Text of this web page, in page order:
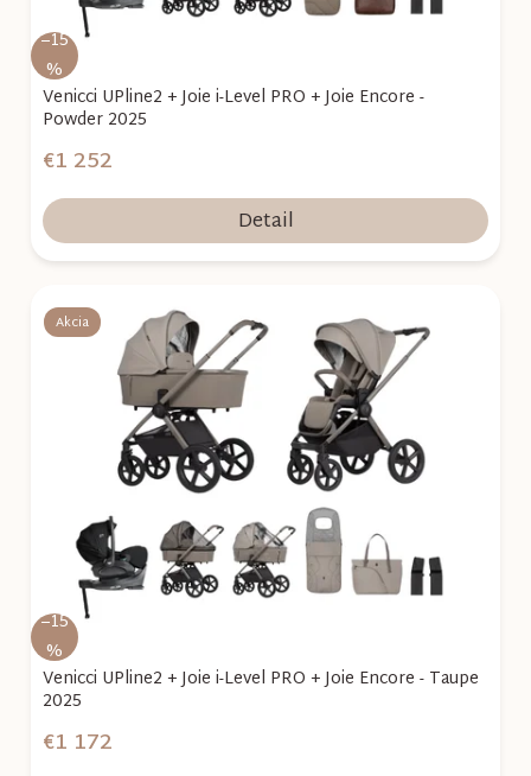
–15
%
Venicci UPline2 + Joie i-Level PRO + Joie Encore -
Powder 2025
€1 252
Detail
Akcia
–15
%
Venicci UPline2 + Joie i-Level PRO + Joie Encore - Taupe
2025
€1 172